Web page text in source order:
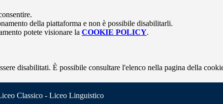
della piattaforma e non è possibile disabilitarli.
potete visionare la COOKIE POLICY.
disabilitati. È possibile consultare l'elenco nella pagina della
Classico - Liceo Linguistico